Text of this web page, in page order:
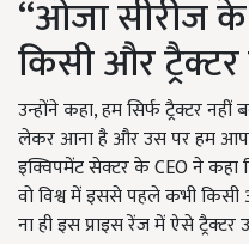
“ओजा सीरीज के
किसी और
उन्होंने कहा, हम सिर्फ ट्रैक्टर
लेकर आना है और उस पर हम आपके
इक्विपमेंट सेक्टर के CEO ने कहा
वो विश्व में इससे पहले कभी
ना ही इस प्राइस रेंज में ऐसे ट्रैक्टर